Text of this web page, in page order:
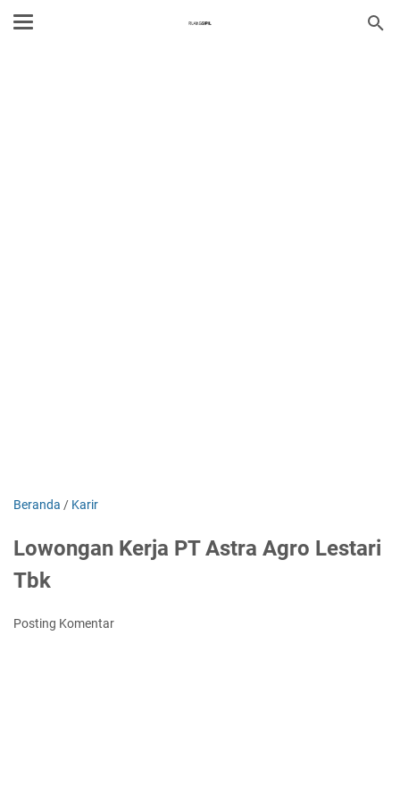
Beranda / Karir
Lowongan Kerja PT Astra Agro Lestari
Tbk
Posting Komentar